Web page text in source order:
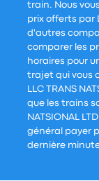
train. Nous
prix offerts par
d'autres
comparer les
horaires pour
trajet qui vous
LLC TRANS
que les trains
NATSIONAL
général payer
dernière